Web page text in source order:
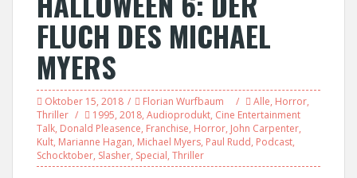
FLUCH DES MICHAEL
MYERS
Oktober 15, 2018 Florian Wurfbaum Alle, Horror,
Thriller
1995, 2018, Audioprodukt, Cine Entertainment
Talk, Donald Pleasence, Franchise, Horror, John Carpenter,
Kult, Marianne Hagan, Michael Myers, Paul Rudd, Podcast,
Schocktober, Slasher, Special, Thriller